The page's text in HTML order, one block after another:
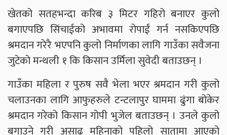
खेतको सतहभन्दा करिब ३ मिटर गहिरो बनाएर कुलो
बगाएपछि सिंचाईको अभावमा रोपाईं गर्न नसकिएपछि
श्रमदान गरेरै भएपनि कुलो निर्माणका लागि गाउँका सवैजना
जुटेको मन्थली १ कि किसान उर्मिला सुवेदी बताउछन् ।
गाउँका महिला र पुरुष सवै भेला भएर श्रमदान गरी कुलो
चलाउनका लागि आफुहरुले टन्टलापुर घाममा ढुंगा बोकेर
श्रमदान गरेको किसान गोपी भुजेल बताउछन् । उनले कुलो
बगाउने गरी असाढ महिनाको पहिलो सातामा आएको